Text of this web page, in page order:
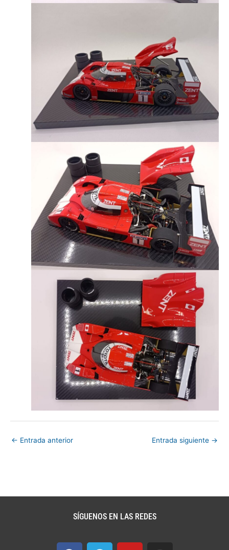
← Entrada anterior Entrada siguiente →
SÍGUENOS EN LAS REDES